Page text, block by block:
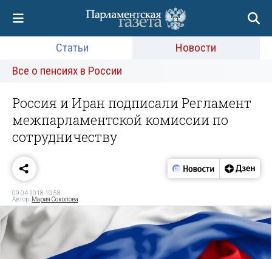
Статьи
Новости
Все о пенсиях в России
Россия и Иран подписали Регламент
межпарламентской комиссии по
сотрудничеству
09.04.2018 10:58
Автор: Мария Соколова